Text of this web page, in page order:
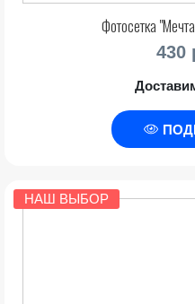
Фотосетка
430
НАШ ВЫБОР